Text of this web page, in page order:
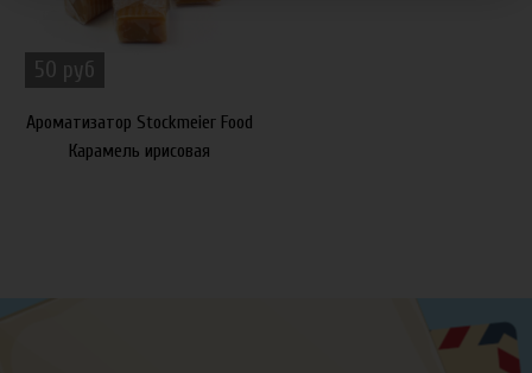
50 руб
Ароматизатор Stockmeier Food
Карамель ирисовая